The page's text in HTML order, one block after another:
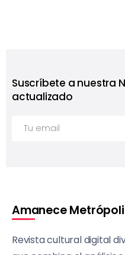
Suscríbete a nuestra
actualizado
Amanece
Revista cultural digital